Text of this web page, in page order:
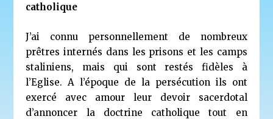
catholique
J’ai connu personnellement de nombreux
prêtres internés dans les prisons et les camps
staliniens, mais qui sont restés fidèles à
l’Eglise. A l’époque de la persécution ils ont
exercé avec amour leur devoir sacerdotal
d’annoncer la doctrine catholique tout en